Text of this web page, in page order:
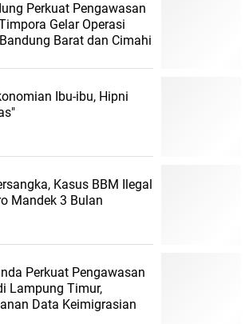
Perkuat Pengawasan
Gelar Operasi
Barat dan Cimahi
Ibu-ibu, Hipni
Kasus BBM Ilegal
Mandek 3 Bulan
Perkuat Pengawasan
Lampung Timur,
Data Keimigrasian